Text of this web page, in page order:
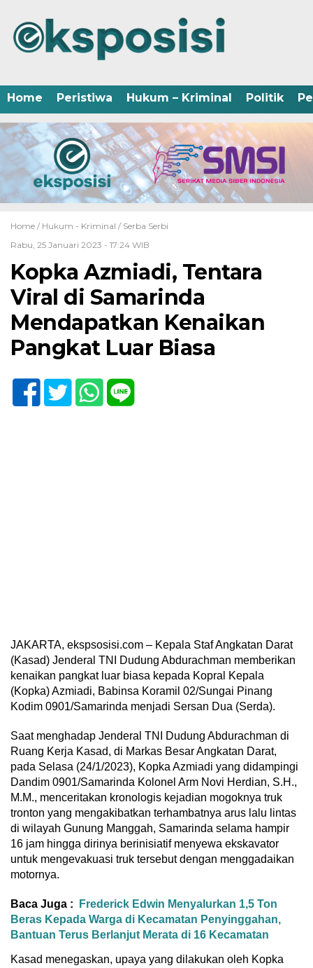
Home Peristiwa Hukum – Kriminal Politik
Home / Hukum - Kriminal / Serba Serbi
Rabu, 25 Januari 2023 - 17:24 WIB
Kopka Azmiadi, Tentara
Viral di Samarinda
Mendapatkan Kenaikan
Pangkat Luar Biasa
JAKARTA, ekspsosisi.com – Kepala Staf Angkatan Darat
(Kasad) Jenderal TNI Dudung Abdurachman memberikan
kenaikan pangkat luar biasa kepada Kopral Kepala
(Kopka) Azmiadi, Babinsa Koramil 02/Sungai Pinang
Kodim 0901/Samarinda menjadi Sersan Dua (Serda).
Saat menghadap Jenderal TNI Dudung Abdurachman di
Ruang Kerja Kasad, di Markas Besar Angkatan Darat,
pada Selasa (24/1/2023), Kopka Azmiadi yang didampingi
Dandim 0901/Samarinda Kolonel Arm Novi Herdian, S.H.,
M.M., menceritakan kronologis kejadian mogoknya truk
tronton yang mengakibatkan terhambatnya arus lalu lintas
di wilayah Gunung Manggah, Samarinda selama hampir
16 jam hingga dirinya berinisiatif menyewa ekskavator
untuk mengevakuasi truk tersebut dengan menggadaikan
motornya.
Baca Juga :
Frederick Edwin Menyalurkan 1,5 Ton
Beras Kepada Warga di Kecamatan Penyinggahan,
Bantuan Terus Berlanjut Merata di 16 Kecamatan
Kasad menegaskan, upaya yang dilakukan oleh Kopka